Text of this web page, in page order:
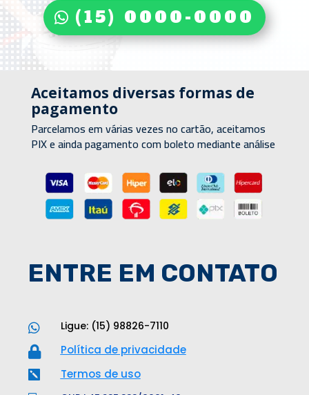
(15) 0000-0000
Aceitamos diversas formas de
pagamento
Parcelamos em várias vezes no cartão, aceitamos
PIX e ainda pagamento com boleto mediante análise
ENTRE EM CONTATO
 Ligue: (15) 98826-7110
 Política de privacidade
 Termos de uso